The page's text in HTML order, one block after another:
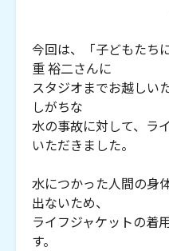
今回は、「子どもたち
重 裕二さんに
スタジオまでお越しい
しがちな
水の事故に対して、ラ
いただきました。
水につかった人間の身
出ないため、
ライフジャケットの着
す。